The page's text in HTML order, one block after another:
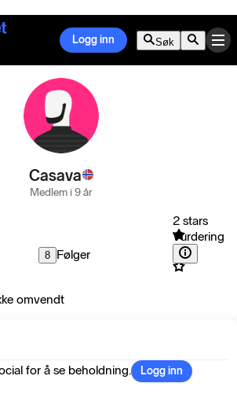
Logg inn Søk
Casava
Medlem i 9 år
8 Følger
2 stars
Vurdering
omvendt
for å se beholdning. Logg inn